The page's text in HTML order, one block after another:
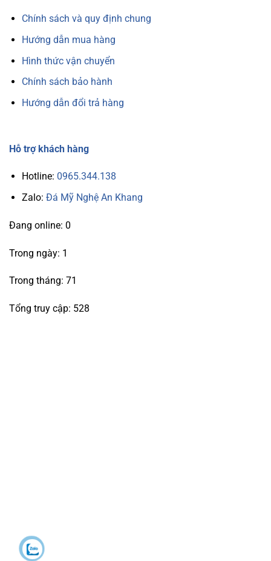
Chính sách và quy định chung
Hướng dẫn mua hàng
Hình thức vận chuyển
Chính sách bảo hành
Hướng dẫn đổi trả hàng
Hỗ trợ khách hàng
Hotline: 0965.344.138
Zalo: Đá Mỹ Nghệ An Khang
Đang online: 0
Trong ngày: 1
Trong tháng: 71
Tổng truy cập: 528